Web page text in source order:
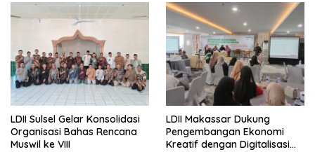
LDII Sulsel Gelar Konsolidasi
Organisasi Bahas Rencana
Muswil ke VIII
LDII Makassar Dukung
Pengembangan Ekonomi
Kreatif dengan Digitalisasi